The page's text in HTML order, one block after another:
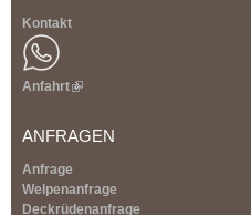
e
n
Kontakt
Anfahrt(
i
n
k
i
s
ANFRAGEN
Anfrage
Welpenanfrage
Deckrüdenanfrage